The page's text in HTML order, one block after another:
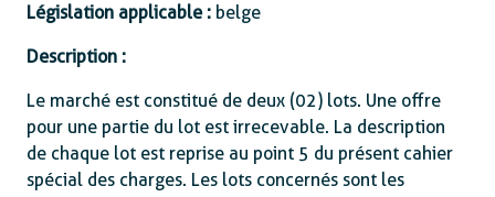
Législation applicable : belge
Description :
Le marché est constitué de deux (02) lots. Une offre
pour une partie du lot est irrecevable. La description
de chaque lot est reprise au point 5 du présent cahier
spécial des charges. Les lots concernés sont les